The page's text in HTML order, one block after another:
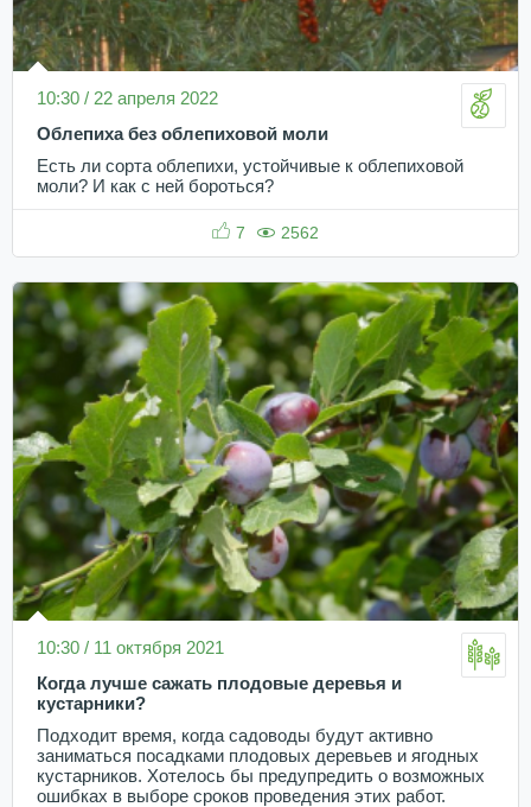
10:30 / 22 апреля 2022
Облепиха без облепиховой моли
Есть ли сорта облепихи, устойчивые к облепиховой
моли? И как с ней бороться?
7 2562
10:30 / 11 октября 2021
Когда лучше сажать плодовые деревья и
кустарники?
Подходит время, когда садоводы будут активно
заниматься посадками плодовых деревьев и ягодных
кустарников. Хотелось бы предупредить о возможных
ошибках в выборе сроков проведения этих работ.